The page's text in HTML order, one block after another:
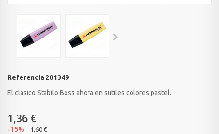
Referencia 201349
El clásico Stabilo Boss ahora en sutiles colores pastel.
1,36 €
-15% 1,60 €